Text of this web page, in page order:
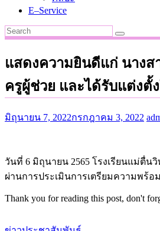
E–Service
แสดงความยินดีแก่ นางส
ครูผู้ช่วย และได้รับแต่งตั้
มิถุนายน 7, 2022กรกฎาคม 3, 2022
วันที่ 6 มิถุนายน 2565 โรงเรียนแม่ตื่
ผ่านการประเมินการเตรียมความพร้
Thank you for reading this post, don't